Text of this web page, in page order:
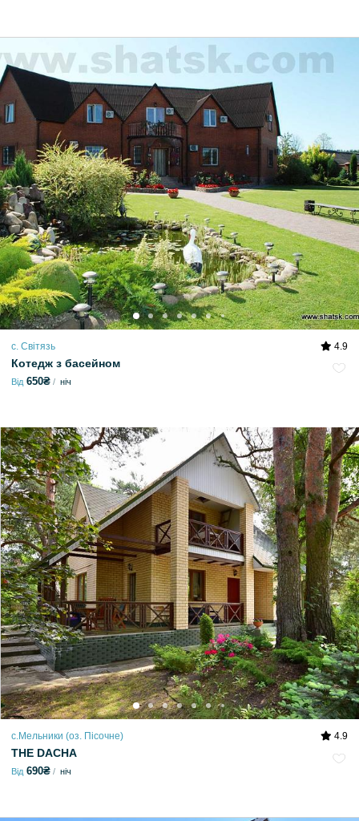
с. Світязь 4.9
Котедж з басейном
Від 650₴ ніч
с.Мельники (оз. Пісочне) 4.9
THE DACHA
Від 690₴ ніч